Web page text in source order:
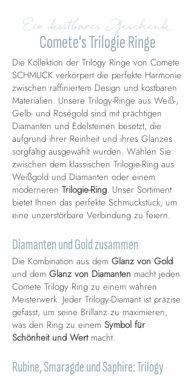
Ein kostbares Geschenk
Comete's Trilogie Ringe
Die Kollektion der Trilogy Ringe von Comete
SCHMUCK verkörpert die perfekte Harmonie
zwischen raffiniertem Design und kostbaren
Materialien. Unsere Trilogy-Ringe aus Weiß-,
Gelb- und Roségold sind mit prächtigen
Diamanten und Edelsteinen besetzt, die
aufgrund ihrer Reinheit und ihres Glanzes
sorgfältig ausgewählt wurden. Wählen Sie
zwischen dem klassischen Trilogie-Ring aus
Weißgold und Diamanten oder einem
moderneren Trilogie-Ring. Unser Sortiment
bietet Ihnen das perfekte Schmuckstück, um
eine unzerstörbare Verbindung zu feiern.
Diamanten und Gold zusammen
Die Kombination aus dem Glanz von Gold
und dem Glanz von Diamanten macht jeden
Comete Trilogy Ring zu einem wahren
Meisterwerk. Jeder Trilogy-Diamant ist präzise
gefasst, um seine Brillanz zu maximieren,
was den Ring zu einem Symbol für
Schönheit und Wertmacht.
Rubine, Smaragde und Saphire: Trilogy